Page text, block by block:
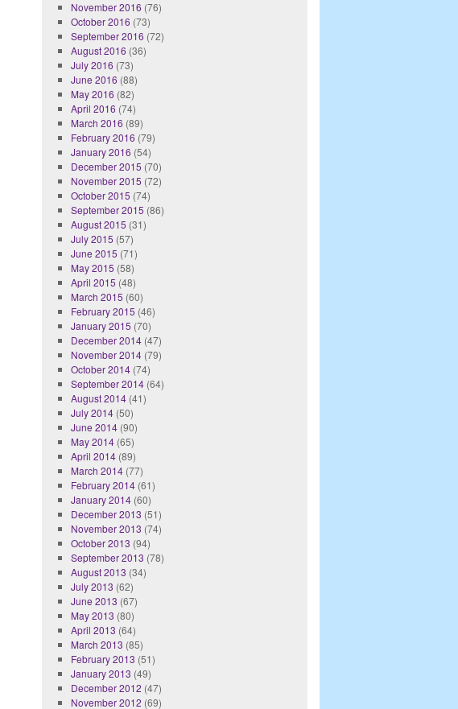
November 2016 (76)
October 2016 (73)
September 2016 (72)
August 2016 (36)
July 2016 (73)
June 2016 (88)
May 2016 (82)
April 2016 (74)
March 2016 (89)
February 2016 (79)
January 2016 (54)
December 2015 (70)
November 2015 (72)
October 2015 (74)
September 2015 (86)
August 2015 (31)
July 2015 (57)
June 2015 (71)
May 2015 (58)
April 2015 (48)
March 2015 (60)
February 2015 (46)
January 2015 (70)
December 2014(47)
November 2014(79)
October 2014(74)
September 2014(64)
August 2014(41)
July 2014(50)
June 2014(90)
May 2014(65)
April 2014(89)
March 2014(77)
February 2014(61)
January 2014(60)
December 2013 (51)
November 2013 (74)
October 2013 (94)
September 2013 (78)
August 2013 (34)
July 2013 (62)
June 2013 (67)
May 2013 (80)
April 2013 (64)
March 2013 (85)
February 2013 (51)
January 2013 (49)
December 2012 (47)
November 2012 (69)